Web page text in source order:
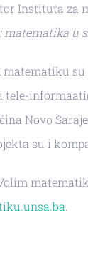
Instituta za
matematika u
tele-
Novo
su i
.